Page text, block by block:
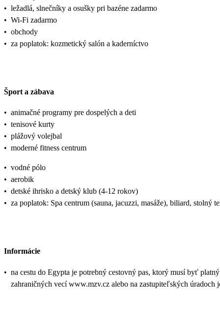
• ležadlá, slnečníky a osušky pri bazéne zadarmo
• Wi-Fi zadarmo
• obchody
• za poplatok: kozmetický salón a kaderníctvo
Šport a zábava
• animačné programy pre dospelých a deti
• tenisové kurty
• plážový volejbal
• moderné fitness centrum
• vodné pólo
• aerobik
• detské ihrisko a detský klub (4-12 rokov)
• za poplatok: Spa centrum (sauna, jacuzzi, masáže), biliard, stolný
Informácie
• na cestu do Egypta je potrebný cestovný pas, ktorý musí byť
zahraničných vecí www.mzv.cz alebo na zastupiteľských úradoch